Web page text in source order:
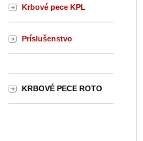
Krbové pece KPL
Príslušenstvo
KRBOVÉ PECE ROTO